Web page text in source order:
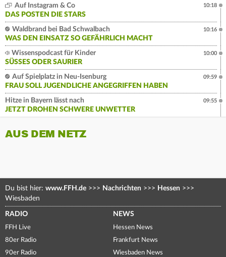
Auf Instagram & Co
DAS POSTEN DIE STARS
10:18
Waldbrand bei Bad Schwalbach
WAS DEN EINSATZ SO GEFÄHRLICH MACHT
10:16
Wissenspodcast für Kinder
SÜSSES ODER SAURIER
10:00
Auf Spielplatz in Neu-Isenburg
FRAU SOLL JUGENDLICHE ANGEGRIFFEN HABEN
09:59
Hitze in Bayern lässt nach
JETZT DROHEN SCHWERE UNWETTER
09:55
AUS DEM NETZ
Du bist hier: www.FFH.de >>> Nachrichten >>> Hessen >>>
Wiesbaden
RADIO
FFH Live
80er Radio
90er Radio
NEWS
Hessen News
Frankfurt News
Wiesbaden News